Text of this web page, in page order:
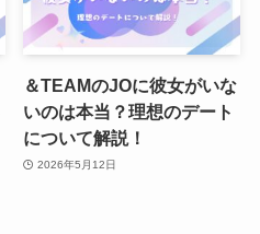
＆TEAMのJOに彼女がいな
いのは本当？理想のデート
について解説！
2026年5月12日